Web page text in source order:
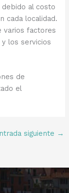
debido al costo
cada localidad.
varios factores
los servicios
de
el
siguiente →